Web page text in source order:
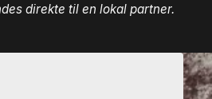
direkte til en lokal partner.